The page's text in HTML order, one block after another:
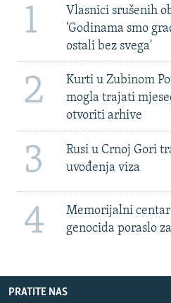
1
Vlasnici srušenih
'Godinama smo
ostali bez svega'
2
Kurti u Zubinom
mogla trajati
otvoriti arhive
3
Rusi u Crnoj Gori
uvođenja viza
4
Memorijalni
genocida poraslo
PRATITE NAS